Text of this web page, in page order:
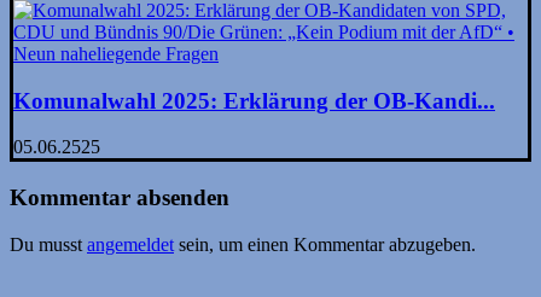
Komunalwahl 2025: Erklärung der OB-Kandi...
05.06.2525
Kommentar absenden
Du musst angemeldet sein, um einen Kommentar abzugeben.